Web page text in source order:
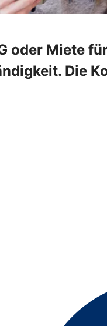
oder Miete
Die